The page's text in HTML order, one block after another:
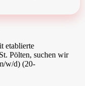
etablierte
Pölten, suchen wir
w/d) (20-